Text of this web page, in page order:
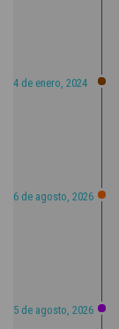
4 de enero, 2024
6 de agosto, 2026
5 de agosto, 2026